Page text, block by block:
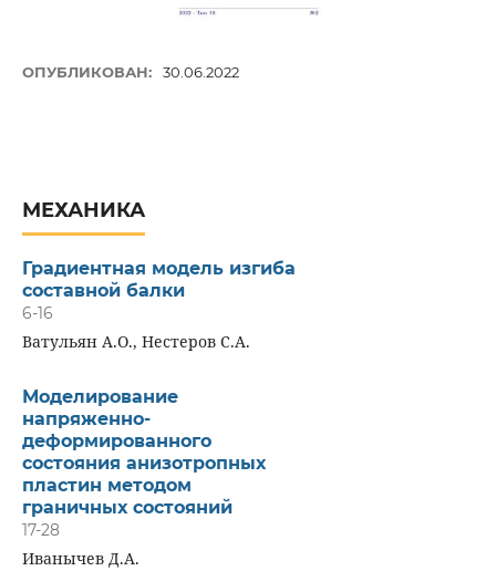
ОПУБЛИКОВАН: 30.06.2022
МЕХАНИКА
Градиентная модель изгиба
составной балки
6-16
Ватульян А.О., Нестеров С.А.
Моделирование
напряженно-
деформированного
состояния анизотропных
пластин методом
граничных состояний
17-28
Иванычев Д.А.